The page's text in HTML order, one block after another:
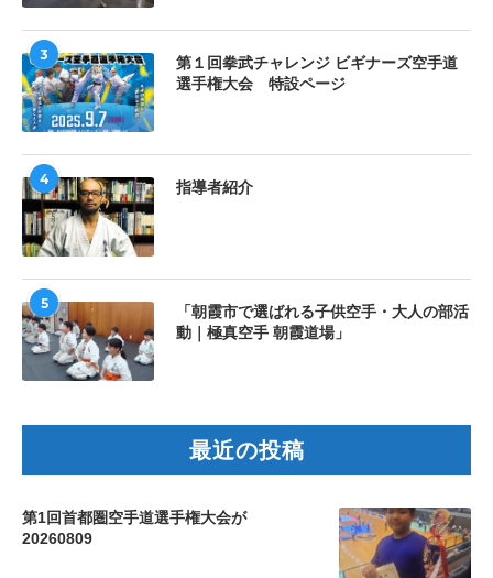
3
第１回拳武チャレンジ ビギナーズ空手道
選手権大会 特設ページ
4
指導者紹介
5
「朝霞市で選ばれる子供空手・大人の部活
動｜極真空手 朝霞道場」
最近の投稿
第1回首都圏空手道選手権大会が
20260809